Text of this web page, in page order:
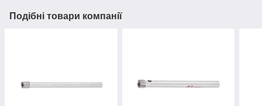
Подібні товари компанії